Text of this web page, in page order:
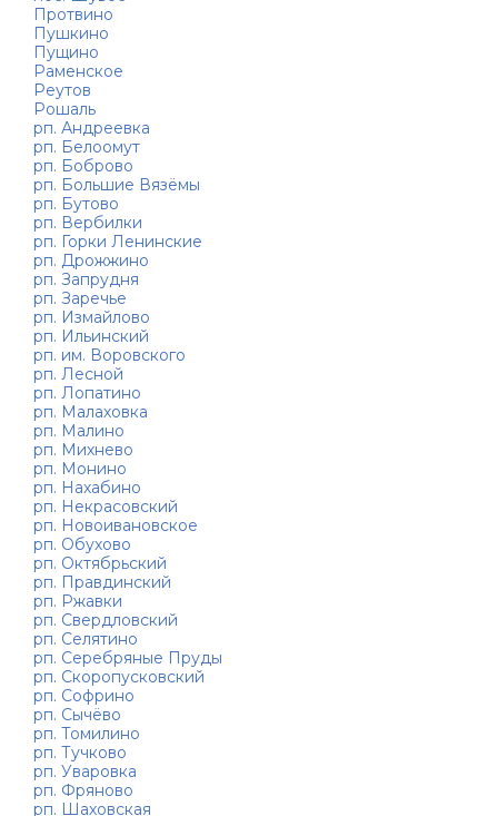
Протвино
Пушкино
Пущино
Раменское
Реутов
Рошаль
рп. Андреевка
рп. Белоомут
рп. Боброво
рп. Большие Вязёмы
рп. Бутово
рп. Вербилки
рп. Горки Ленинские
рп. Дрожжино
рп. Запрудня
рп. Заречье
рп. Измайлово
рп. Ильинский
рп. им. Воровского
рп. Лесной
рп. Лопатино
рп. Малаховка
рп. Малино
рп. Михнево
рп. Монино
рп. Нахабино
рп. Некрасовский
рп. Новоивановское
рп. Обухово
рп. Октябрьский
рп. Правдинский
рп. Ржавки
рп. Свердловский
рп. Селятино
рп. Серебряные Пруды
рп. Скоропусковский
рп. Софрино
рп. Сычёво
рп. Томилино
рп. Тучково
рп. Уваровка
рп. Фряново
рп. Шаховская